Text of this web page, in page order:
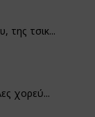
της τσικ...
χορεύ...